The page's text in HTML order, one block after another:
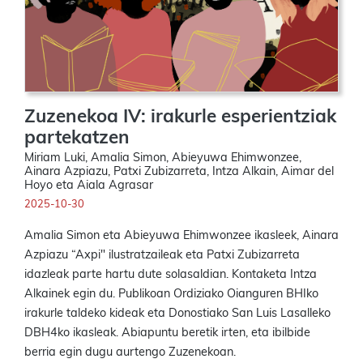
Zuzenekoa IV: irakurle esperientziak
partekatzen
Miriam Luki, Amalia Simon, Abieyuwa Ehimwonzee,
Ainara Azpiazu, Patxi Zubizarreta, Intza Alkain, Aimar del
Hoyo eta Aiala Agrasar
2025-10-30
Amalia Simon eta Abieyuwa Ehimwonzee ikasleek, Ainara
Azpiazu “Axpi" ilustratzaileak eta Patxi Zubizarreta
idazleak parte hartu dute solasaldian. Kontaketa Intza
Alkainek egin du. Publikoan Ordiziako Oianguren BHIko
irakurle taldeko kideak eta Donostiako San Luis Lasalleko
DBH4ko ikasleak. Abiapuntu beretik irten, eta ibilbide
berria egin dugu aurtengo Zuzenekoan.